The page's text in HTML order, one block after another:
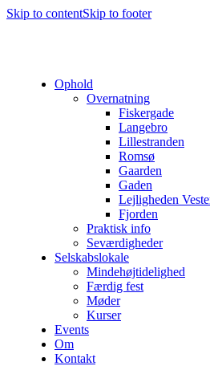
Skip to contentSkip to footer
Ophold
Overnatning
Fiskergade
Langebro
Lillestranden
Romsø
Gaarden
Gaden
Lejligheden
Fjorden
Praktisk info
Seværdigheder
Selskabslokale
Mindehøjtidelighed
Færdig fest
Møder
Kurser
Events
Om
Kontakt